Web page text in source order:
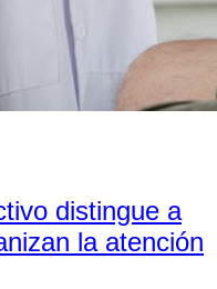
distingue a
la atención